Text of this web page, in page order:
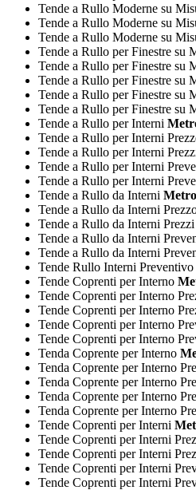
Tende a Rullo Moderne su
Tende a Rullo Moderne su
Tende a Rullo Moderne su
Tende a Rullo per Finestre su
Tende a Rullo per Finestre su
Tende a Rullo per Finestre su
Tende a Rullo per Finestre su
Tende a Rullo per Finestre su
Tende a Rullo per Interni
Tende a Rullo per Interni
Tende a Rullo per Interni
Tende a Rullo per Interni
Tende a Rullo per Interni
Tende a Rullo da Interni
Tende a Rullo da Interni
Tende a Rullo da Interni Prezzi
Tende a Rullo da Interni
Tende a Rullo da Interni
Tende Rullo Interni Preventivo
Tende Coprenti per Interno
Tende Coprenti per Interno
Tende Coprenti per Interno
Tende Coprenti per Interno
Tende Coprenti per Interno
Tenda Coprente per Interno
Tenda Coprente per Interno
Tenda Coprente per Interno
Tenda Coprente per Interno
Tenda Coprente per Interno
Tende Coprenti per Interni
Tende Coprenti per Interni
Tende Coprenti per Interni
Tende Coprenti per Interni
Tende Coprenti per Interni